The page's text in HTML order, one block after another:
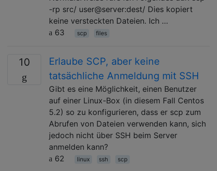
-rp src/ user@server:dest/ Dies kopiert
keine versteckten Dateien. Ich …
63
scp files
10
Erlaube SCP, aber keine
tatsächliche Anmeldung mit SSH
Gibt es eine Möglichkeit, einen Benutzer
auf einer Linux-Box (in diesem Fall Centos
5.2) so zu konfigurieren, dass er scp zum
Abrufen von Dateien verwenden kann, sich
jedoch nicht über SSH beim Server
anmelden kann?
62
linux ssh scp